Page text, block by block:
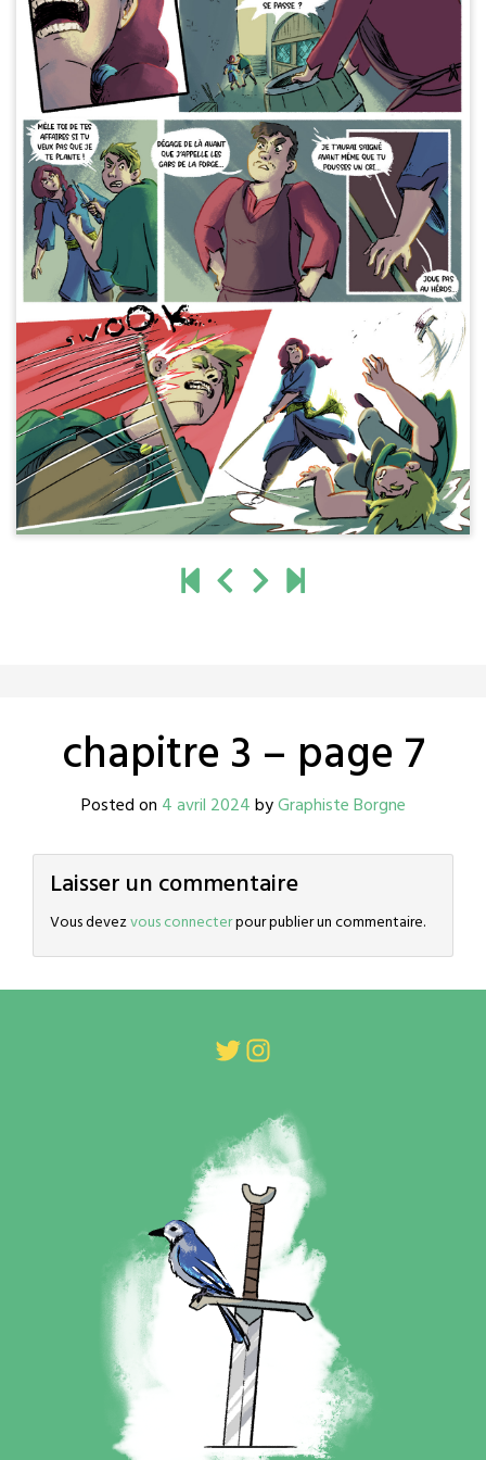
chapitre 3 – page 7
Posted on 4 avril 2024byGraphiste Borgne
Laisser un commentaire
Vous devezvous connecterpour publier un commentaire.
Twitter
Instagram